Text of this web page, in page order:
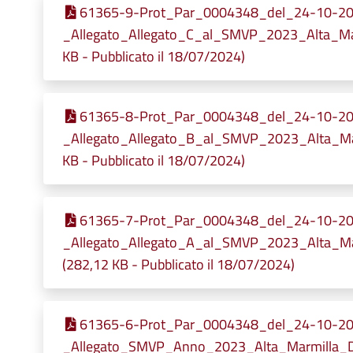
61365-9-Prot_Par_0004348_del_24-10-
KB - Pubblicato il 18/07/2024)
61365-8-Prot_Par_0004348_del_24-10-
KB - Pubblicato il 18/07/2024)
61365-7-Prot_Par_0004348_del_24-10-
(282,12 KB - Pubblicato il 18/07/2024)
61365-6-Prot_Par_0004348_del_24-10-